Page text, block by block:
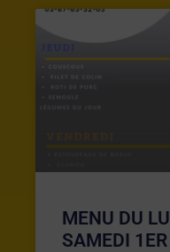
MENU DU
SAMEDI